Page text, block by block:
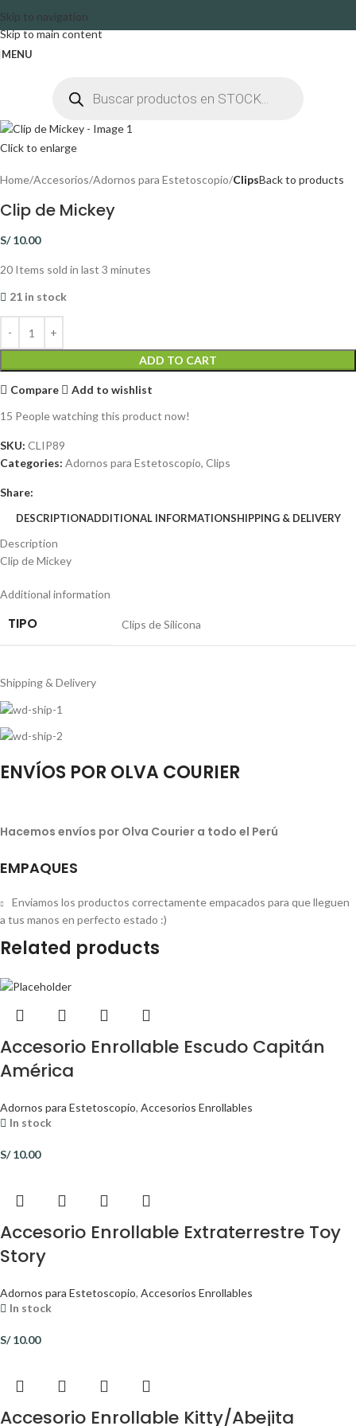
Skip to navigation
Skip to main content
MENU
Click to enlarge
Home Accesorios Adornos para Estetoscopio ClipsBack to products
Clip de Mickey
S/10.00
20 Items sold in last 3 minutes
21 in stock
ADD TO CART
Compare
Add to wishlist
15 People watching this product now!
SKU: CLIP89
Categories: Adornos para Estetoscopio, Clips
Share:
DESCRIPTIONADDITIONAL INFORMATIONSHIPPING & DELIVERY
Description
Clip de Mickey
Additional information
TIPO Clips de Silicona
Shipping & Delivery
ENVÍOS POR OLVA COURIER
Hacemos envíos por Olva Courier a todo el Perú
EMPAQUES
Enviamos los productos correctamente empacados para que lleguen
a tus manos en perfecto estado :)
Related products
Accesorio Enrollable Escudo Capitán
América
Adornos para Estetoscopio, Accesorios Enrollables
In stock
S/10.00
Accesorio Enrollable Extraterrestre Toy
Story
Adornos para Estetoscopio, Accesorios Enrollables
In stock
S/10.00
Accesorio Enrollable Kitty/Abejita